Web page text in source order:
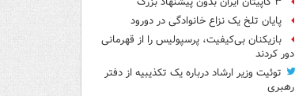
پایان تلخ یک نزاع خانوادگی در دورود
بازیکنان بی‌کیفیت، پرسپولیس را از قهرمانی
دور کردند
توئیت وزیر ارشاد درباره یک تکذیبیه از دفتر
رهبری